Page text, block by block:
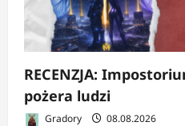
RECENZJA:
pożera ludzi
Gradory 08.08.2026